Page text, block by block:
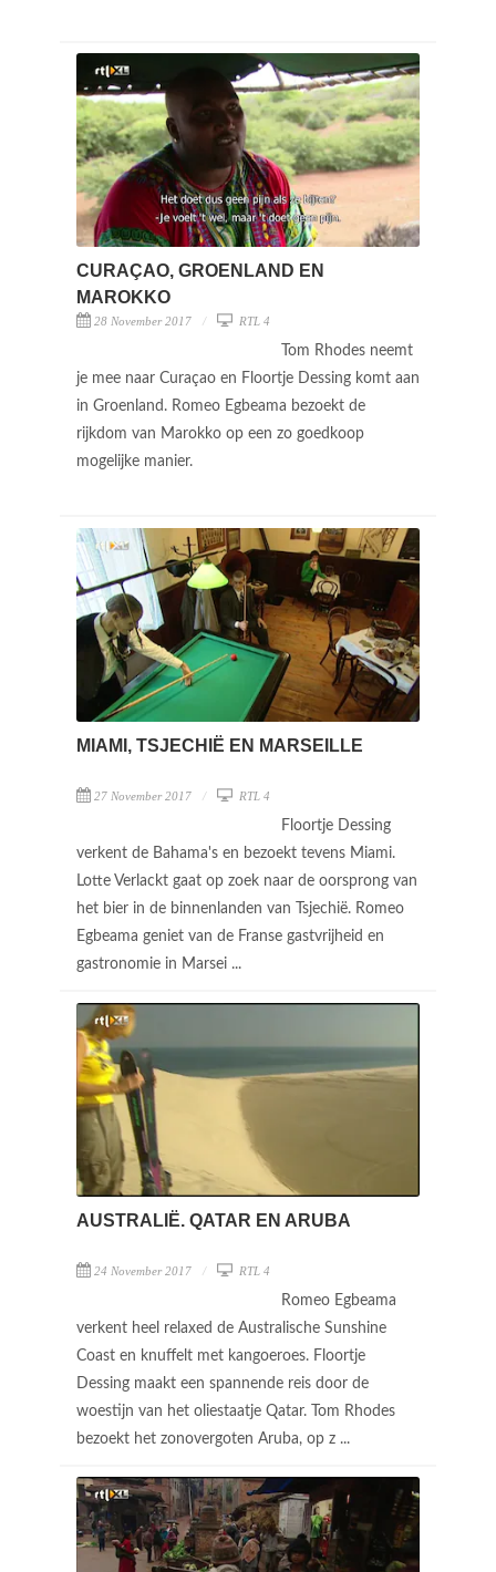
CURAÇAO, GROENLAND EN
MAROKKO
28 November 2017 RTL 4
Tom Rhodes neemt
je mee naar Curaçao en Floortje Dessing komt aan
in Groenland. Romeo Egbeama bezoekt de
rijkdom van Marokko op een zo goedkoop
mogelijke manier.
MIAMI, TSJECHIË EN MARSEILLE
27 November 2017 RTL 4
Floortje Dessing
verkent de Bahama's en bezoekt tevens Miami.
Lotte Verlackt gaat op zoek naar de oorsprong van
het bier in de binnenlanden van Tsjechië. Romeo
Egbeama geniet van de Franse gastvrijheid en
gastronomie in Marsei ...
AUSTRALIË. QATAR EN ARUBA
24 November 2017 RTL 4
Romeo Egbeama
verkent heel relaxed de Australische Sunshine
Coast en knuffelt met kangoeroes. Floortje
Dessing maakt een spannende reis door de
woestijn van het oliestaatje Qatar. Tom Rhodes
bezoekt het zonovergoten Aruba, op z ...